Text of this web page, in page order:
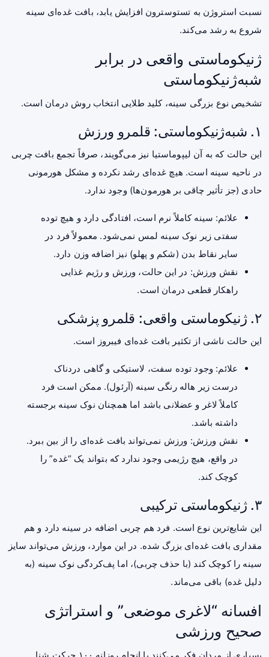
نسبت استروژن به تستوسترون افزایش یابد، بافت غده‌ای سینه
شروع به رشد می‌کند.
ژنیکوماستی واقعی در برابر
شبه‌ژنیکوماستی
تشخیص نوع بزرگی سینه، کلید طلایی انتخاب روش درمان است.
۱. شبه‌ژنیکوماستی: قلمرو ورزش
این حالت که به آن لیپوماستیا نیز می‌گویند، صرفاً تجمع بافت چربی
در ناحیه سینه است. هیچ غده‌ای رشد نکرده و مشکل هورمونی
حادی (جز تأثیر چاقی بر هورمون‌ها) وجود ندارد.
علائم: سینه کاملاً نرم است، افتادگی دارد و هیچ توده
سفتی زیر نوک سینه لمس نمی‌شود. معمولاً فرد در
سایر نقاط بدن (شکم و پهلو) نیز اضافه وزن دارد.
نقش ورزش: در این حالت، ورزش و رژیم غذایی
راهکار قطعی درمان است.
۲. ژنیکوماستی واقعی: قلمرو پزشکی
این حالت ناشی از تکثیر بافت غده‌ای فیبروز است.
علائم: وجود توده سفت، لاستیکی و گاهی دردناک
درست زیر هاله رنگی سینه (آرئول). ممکن است فرد
کاملاً لاغر و عضلانی باشد اما همچنان نوک سینه برجسته
داشته باشد.
نقش ورزش: ورزش نمی‌تواند بافت غده‌ای را از بین ببرد.
در واقع، هیچ رژیمی وجود ندارد که بتواند یک “غده” را
کوچک کند.
۳. ژنیکوماستی ترکیبی
این شایع‌ترین نوع است. فرد هم چربی اضافه در سینه دارد و هم
مقداری بافت غده‌ای بزرگ شده. در این موارد، ورزش می‌تواند سایز
سینه را کوچک کند (با حذف چربی)، اما پف‌کردگی نوک سینه (به
دلیل غده) باقی می‌ماند.
افسانه “لاغری موضعی” و استراتژی
صحیح ورزشی